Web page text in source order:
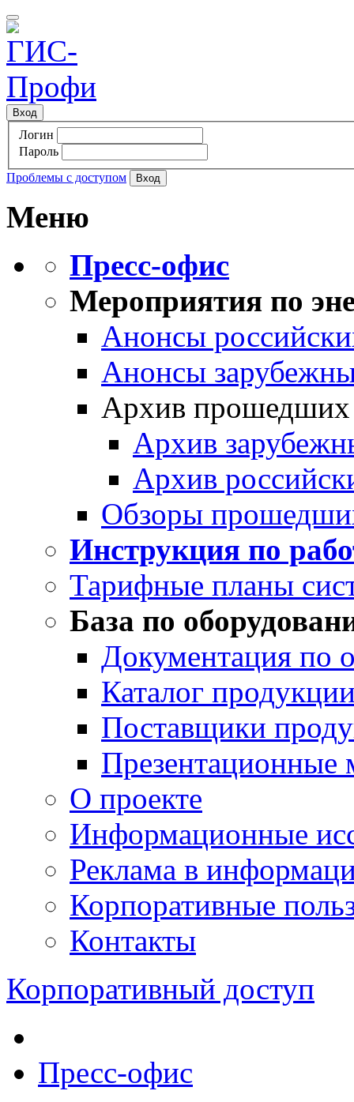
Вход
Логин
Пароль
Проблемы с доступом
Меню
Пресс-офис
Мероприятия по
Анонсы
Анонсы
Архив прошедших
Архив
Архив
Обзоры
Инструкция по
Тарифные планы
База по
Документация по
Каталог
Поставщики
Презентационные
О проекте
Информационные
Реклама в
Корпоративные
Контакты
Корпоративный доступ
Пресс-офис